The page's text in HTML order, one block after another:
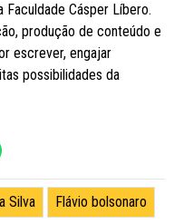
Faculdade Cásper Líbero.
produção de conteúdo e
escrever, engajar
possibilidades da
Silva Flávio bolsonaro